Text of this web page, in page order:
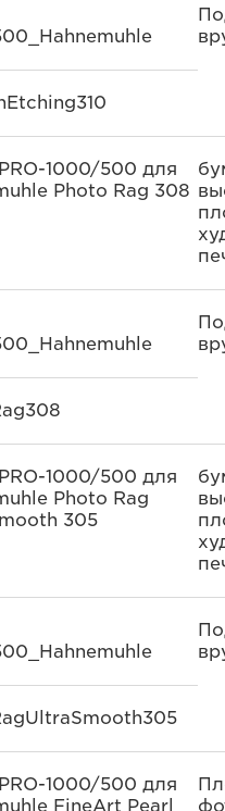
1000/500 для
Photo Rag 308
1000/500 для
Photo Rag
305
1000/500 для
FineArt Pearl